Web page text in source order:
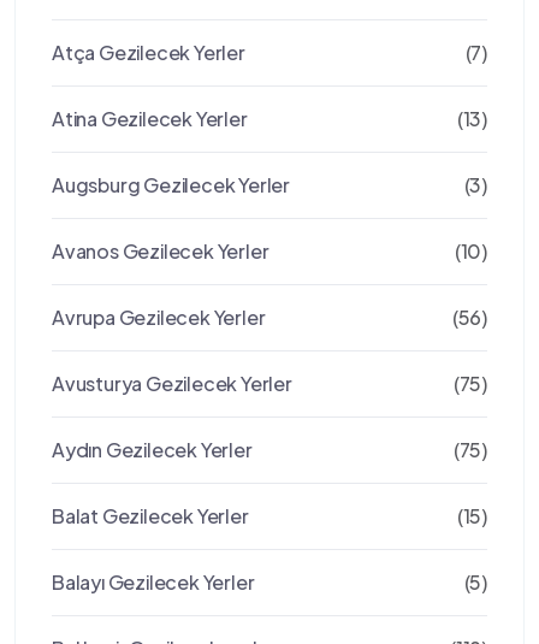
Atça Gezilecek Yerler (7)
Atina Gezilecek Yerler (13)
Augsburg Gezilecek Yerler (3)
Avanos Gezilecek Yerler (10)
Avrupa Gezilecek Yerler (56)
Avusturya Gezilecek Yerler (75)
Aydın Gezilecek Yerler (75)
Balat Gezilecek Yerler (15)
Balayı Gezilecek Yerler (5)